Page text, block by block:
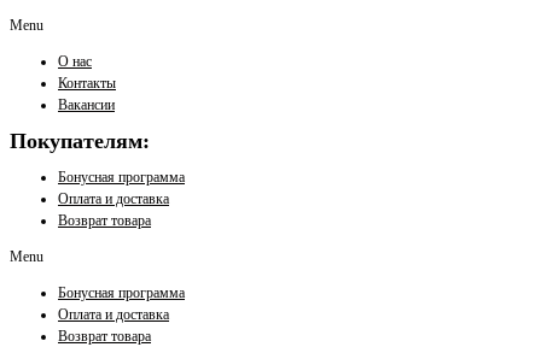
Menu
О нас
Контакты
Вакансии
Покупателям:
Бонусная программа
Оплата и доставка
Возврат товара
Menu
Бонусная программа
Оплата и доставка
Возврат товара